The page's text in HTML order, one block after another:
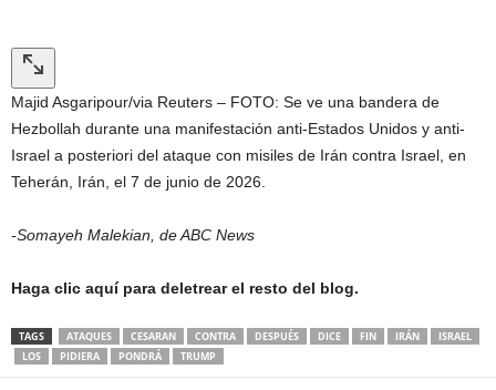
Majid Asgaripour/via Reuters – FOTO: Se ve una bandera de
Hezbollah durante una manifestación anti-Estados Unidos y anti-
Israel a posteriori del ataque con misiles de Irán contra Israel, en
Teherán, Irán, el 7 de junio de 2026.
-Somayeh Malekian, de ABC News
Haga clic aquí para deletrear el resto del blog.
TAGS ATAQUES CESARAN CONTRA DESPUÉS DICE FIN IRÁN
ISRAEL
LOS
PIDIERA PONDRÁ TRUMP